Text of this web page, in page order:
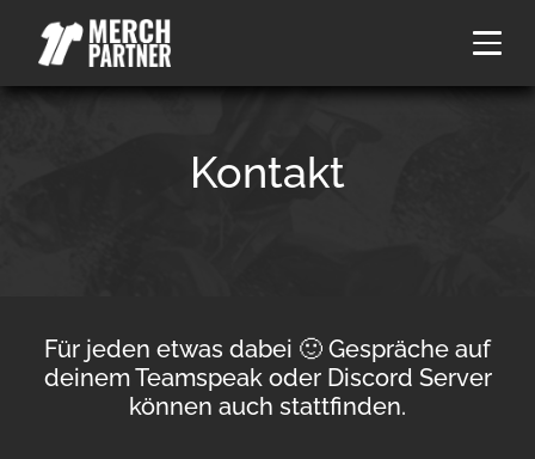
Kontakt
Für jeden etwas dabei 🙂 Gespräche auf
deinem Teamspeak oder Discord Server
können auch stattfinden.